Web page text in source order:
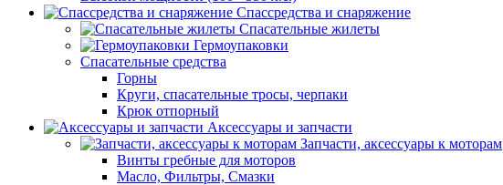
Спассредства и снаряжение
Спасательные жилеты
Гермоупаковки
Спасательные средства
Горны
Круги, спасательные тросы, черпаки
Крюк отпорный
Аксессуары и запчасти
Запчасти, аксессуары к моторам
Винты гребные для моторов
Масло, Фильтры, Смазки